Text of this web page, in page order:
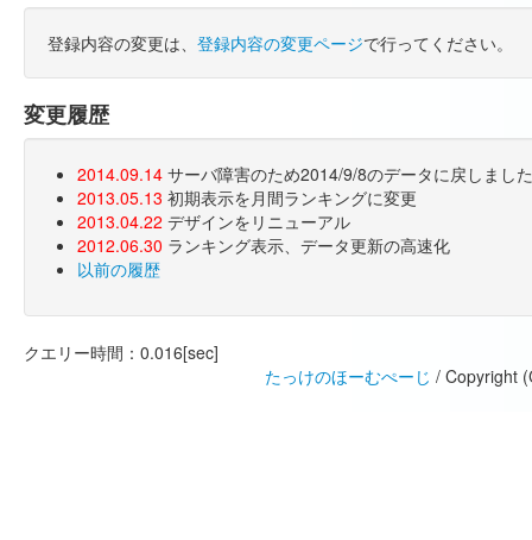
登録内容の変更は、 登録内容の変更ページで行ってください。
変更履歴
2014.09.14 サーバ障害のため2014/9/8のデータに戻しまし
2013.05.13 初期表示を月間ランキングに変更
2013.04.22 デザインをリニューアル
2012.06.30 ランキング表示、データ更新の高速化
以前の履歴
クエリー時間：0.016[sec]
たっけのほーむぺーじ / Copyright